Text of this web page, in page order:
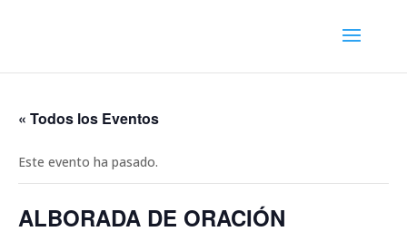
« Todos los Eventos
Este evento ha pasado.
ALBORADA DE ORACIÓN